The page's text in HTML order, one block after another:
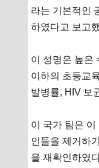
라는 기본적인
하였다고 보고
이 성명은 높은
이하의 초등교
발병률, HIV 보
이 국가 팀은 이
인들을 제거하
을 재확인하였